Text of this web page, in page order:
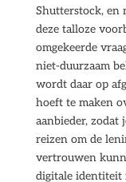
Shutterstock, en
deze talloze
omgekeerde
niet-duurzaam
wordt daar op
hoeft te maken
aanbieder,
reizen om de
vertrouwen
digitale identiteit